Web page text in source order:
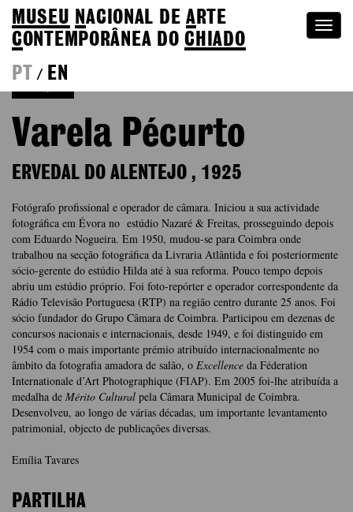
MUSEU NACIONAL DEA RTE
CONTEMPORÂNEA DOCHIADO
PT
/ EN
Varela Pécurto
ERVEDAL DO ALENTEJO , 1925
Fotógrafo profissional e operador de câmara. Iniciou a sua actividade
fotográfica em Évora no estúdio Nazaré & Freitas, prosseguindo depois
com Eduardo Nogueira. Em 1950, mudou-se para Coimbra onde
trabalhou na secção fotográfica da Livraria Atlântida e foi posteriormente
sócio-gerente do estúdio Hilda até à sua reforma. Pouco tempo depois
abriu um estúdio próprio. Foi foto-repórter e operador correspondente da
Rádio Televisão Portuguesa (RTP) na região centro durante 25 anos. Foi
sócio fundador do Grupo Câmara de Coimbra. Participou em dezenas de
concursos nacionais e internacionais, desde 1949, e foi distinguido em
1954 com o mais importante prémio atribuído internacionalmente no
âmbito da fotografia amadora de salão, o Excellence da Féderation
Internationale d’Art Photographique (FIAP). Em 2005 foi-lhe atribuída a
medalha de Mérito Cultural pela Câmara Municipal de Coimbra.
Desenvolveu, ao longo de várias décadas, um importante levantamento
patrimonial, objecto de publicações diversas.
Emília Tavares
PARTILHA